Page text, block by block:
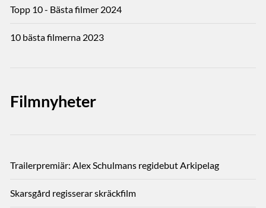
Topp 10 - Bästa filmer 2024
10 bästa filmerna 2023
Filmnyheter
Trailerpremiär: Alex Schulmans regidebut Arkipelag
Skarsgård regisserar skräckfilm